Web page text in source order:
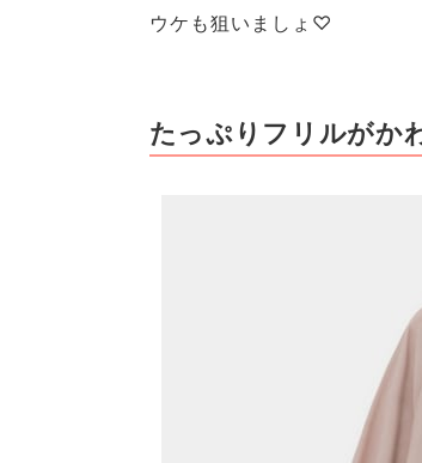
ウケも狙いましょ♡
たっぷりフリルがか